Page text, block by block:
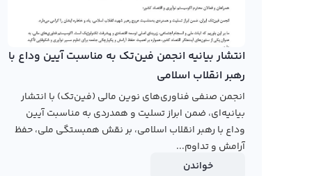
انتشار بیانیه انجمن فین‌تک به مناسبت آیین وداع با
رهبر انقلاب اسلامی
انجمن صنفی فناوری‌های نوین مالی (فین‌تک) با انتشار
بیانیه‌ای، ضمن ابراز تسلیت و همدردی به مناسبت آیین
وداع با رهبر انقلاب اسلامی، بر نقش همبستگی ملی، حفظ
آرامش و تداوم...
خواندن